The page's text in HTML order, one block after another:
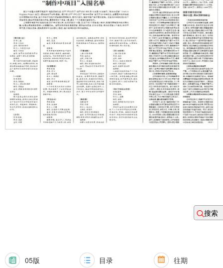
05版 目录 往期
搜索